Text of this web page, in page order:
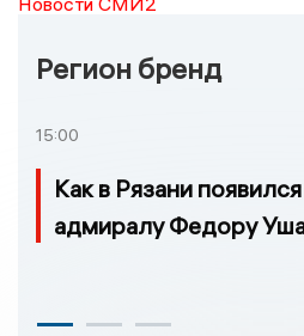
Регион бренд
15:00
Как в Рязани
адмиралу Федору